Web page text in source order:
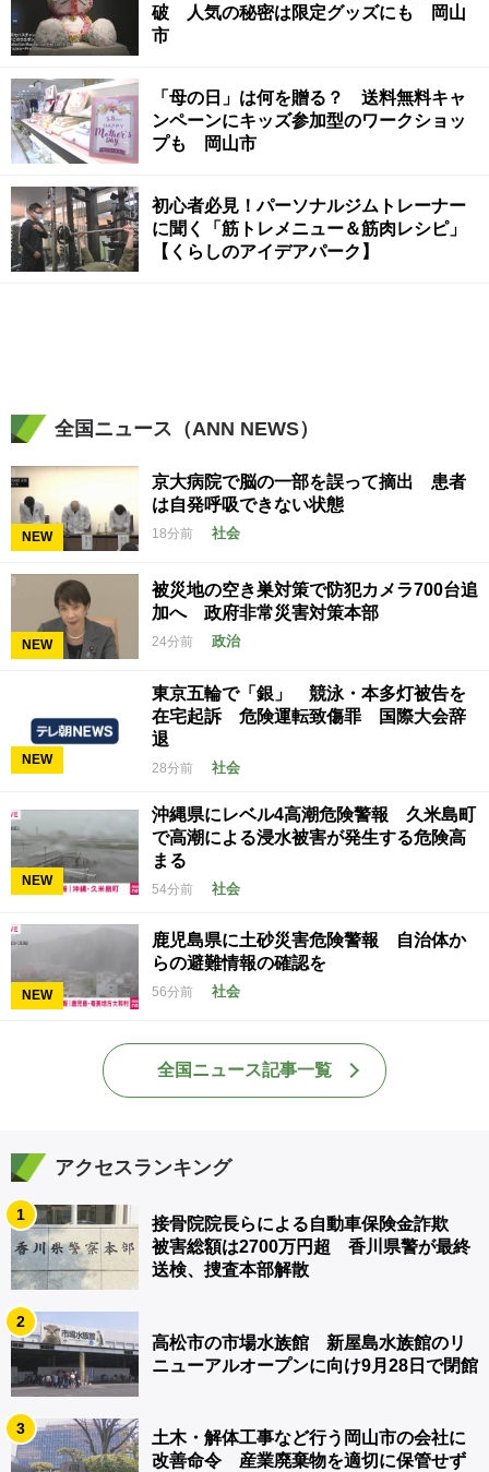
破 人気の秘密は限定グッズにも 岡山
市
「母の日」は何を贈る？ 送料無料キャ
ンペーンにキッズ参加型のワークショッ
プも 岡山市
初心者必見！パーソナルジムトレーナー
に聞く「筋トレメニュー＆筋肉レシピ」
【くらしのアイデアパーク】
全国ニュース（ANN NEWS）
NEW
京大病院で脳の一部を誤って摘出 患者
は自発呼吸できない状態
18分前 社会
NEW
被災地の空き巣対策で防犯カメラ700台追
加へ 政府非常災害対策本部
24分前 政治
NEW
東京五輪で「銀」 競泳・本多灯被告を
在宅起訴 危険運転致傷罪 国際大会辞
退
28分前 社会
NEW
沖縄県にレベル4高潮危険警報 久米島町
で高潮による浸水被害が発生する危険高
まる
54分前 社会
NEW
鹿児島県に土砂災害危険警報 自治体か
らの避難情報の確認を
56分前 社会
全国ニュース記事一覧
アクセスランキング
1
接骨院院長らによる自動車保険金詐欺
被害総額は2700万円超 香川県警が最終
送検、捜査本部解散
2
高松市の市場水族館 新屋島水族館のリ
ニューアルオープンに向け9月28日で閉館
3
土木・解体工事など行う岡山市の会社に
改善命令 産業廃棄物を適切に保管せず